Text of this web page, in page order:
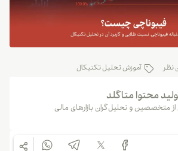
نظر آموزش تحلیل تکنیکال
محتوا متاگلد
متخصصین و تحلیل‌گران بازارهای مالی